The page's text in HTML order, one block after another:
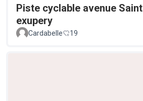
Piste cyclable avenue Saint
exupery
Cardabelle 19